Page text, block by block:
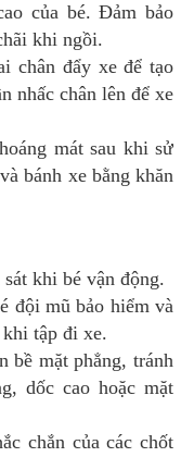
của bé. Đảm bảo
khi ngồi.
chân đẩy xe để tạo
nhấc chân lên để xe
mát sau khi sử
bánh xe bằng khăn
khi bé vận động.
đội mũ bảo hiểm và
tập đi xe.
bề mặt phẳng, tránh
dốc cao hoặc mặt
chắn của các chốt